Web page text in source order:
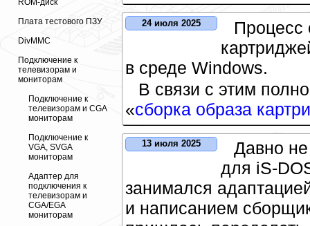
ROM-диск
Плата тестового ПЗУ
DivMMC
Подключение к
телевизорам и
мониторам
Подключение к
телевизорам и CGA
мониторам
Подключение к
VGA, SVGA
мониторам
Адаптер для
подключения к
телевизорам и
CGA/EGA
мониторам
24 июля 2025
Процесс
в среде Windows.
В связи с этим
«сборка образа
13 июля 2025
Давно
для iS-
занимался
и написанием